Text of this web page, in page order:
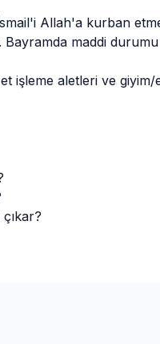
Allah'a kurban etme
Bayramda maddi
aletleri ve giyim/